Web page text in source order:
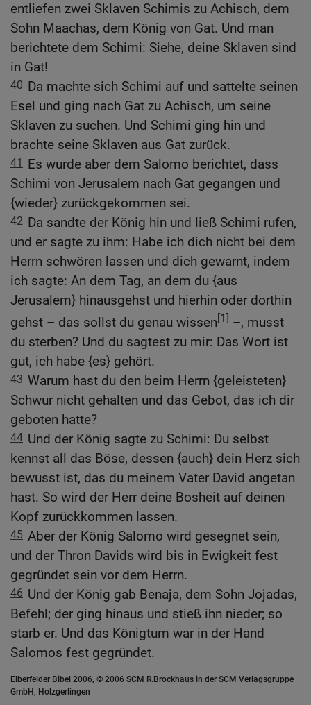
entliefen zwei Sklaven Schimis zu Achisch, dem
Sohn Maachas, dem König von Gat. Und man
berichtete dem Schimi: Siehe, deine Sklaven sind
in Gat!
40 Da machte sich Schimi auf und sattelte seinen
Esel und ging nach Gat zu Achisch, um seine
Sklaven zu suchen. Und Schimi ging hin und
brachte seine Sklaven aus Gat zurück.
41 Es wurde aber dem Salomo berichtet, dass
Schimi von Jerusalem nach Gat gegangen und
{wieder} zurückgekommen sei.
42 Da sandte der König hin und ließ Schimi rufen,
und er sagte zu ihm: Habe ich dich nicht bei dem
Herrn schwören lassen und dich gewarnt, indem
ich sagte: An dem Tag, an dem du {aus
Jerusalem} hinausgehst und hierhin oder dorthin
gehst – das sollst du genau wissen[1] –, musst
du sterben? Und du sagtest zu mir: Das Wort ist
gut, ich habe {es} gehört.
43 Warum hast du den beim Herrn {geleisteten}
Schwur nicht gehalten und das Gebot, das ich dir
geboten hatte?
44 Und der König sagte zu Schimi: Du selbst
kennst all das Böse, dessen {auch} dein Herz sich
bewusst ist, das du meinem Vater David angetan
hast. So wird der Herr deine Bosheit auf deinen
Kopf zurückkommen lassen.
45 Aber der König Salomo wird gesegnet sein,
und der Thron Davids wird bis in Ewigkeit fest
gegründet sein vor dem Herrn.
46 Und der König gab Benaja, dem Sohn Jojadas,
Befehl; der ging hinaus und stieß ihn nieder; so
starb er. Und das Königtum war in der Hand
Salomos fest gegründet.
Elberfelder Bibel 2006, © 2006 SCM R.Brockhaus in der SCM Verlagsgruppe
GmbH, Holzgerlingen